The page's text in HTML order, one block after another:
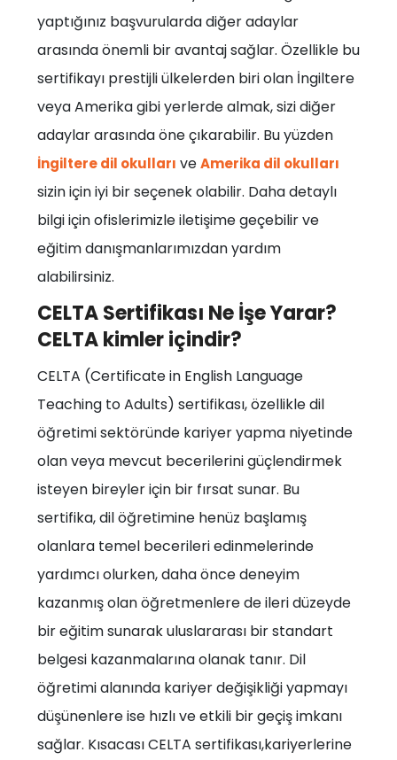
yaptığınız başvurularda diğer adaylar
arasında önemli bir avantaj sağlar. Özellikle bu
sertifikayı prestijli ülkelerden biri olan İngiltere
veya Amerika gibi yerlerde almak, sizi diğer
adaylar arasında öne çıkarabilir. Bu yüzden
İngiltere dil okulları veAmerika dil okulları
sizin için iyi bir seçenek olabilir. Daha detaylı
bilgi için ofislerimizle iletişime geçebilir ve
eğitim danışmanlarımızdan yardım
alabilirsiniz.
CELTA Sertifikası Ne İşe Yarar?
CELTA kimler içindir?
CELTA (Certificate in English Language
Teaching to Adults) sertifikası, özellikle dil
öğretimi sektöründe kariyer yapma niyetinde
olan veya mevcut becerilerini güçlendirmek
isteyen bireyler için bir fırsat sunar. Bu
sertifika, dil öğretimine henüz başlamış
olanlara temel becerileri edinmelerinde
yardımcı olurken, daha önce deneyim
kazanmış olan öğretmenlere de ileri düzeyde
bir eğitim sunarak uluslararası bir standart
belgesi kazanmalarına olanak tanır. Dil
öğretimi alanında kariyer değişikliği yapmayı
düşünenlere ise hızlı ve etkili bir geçiş imkanı
sağlar. Kısacası CELTA sertifikası,kariyerlerine